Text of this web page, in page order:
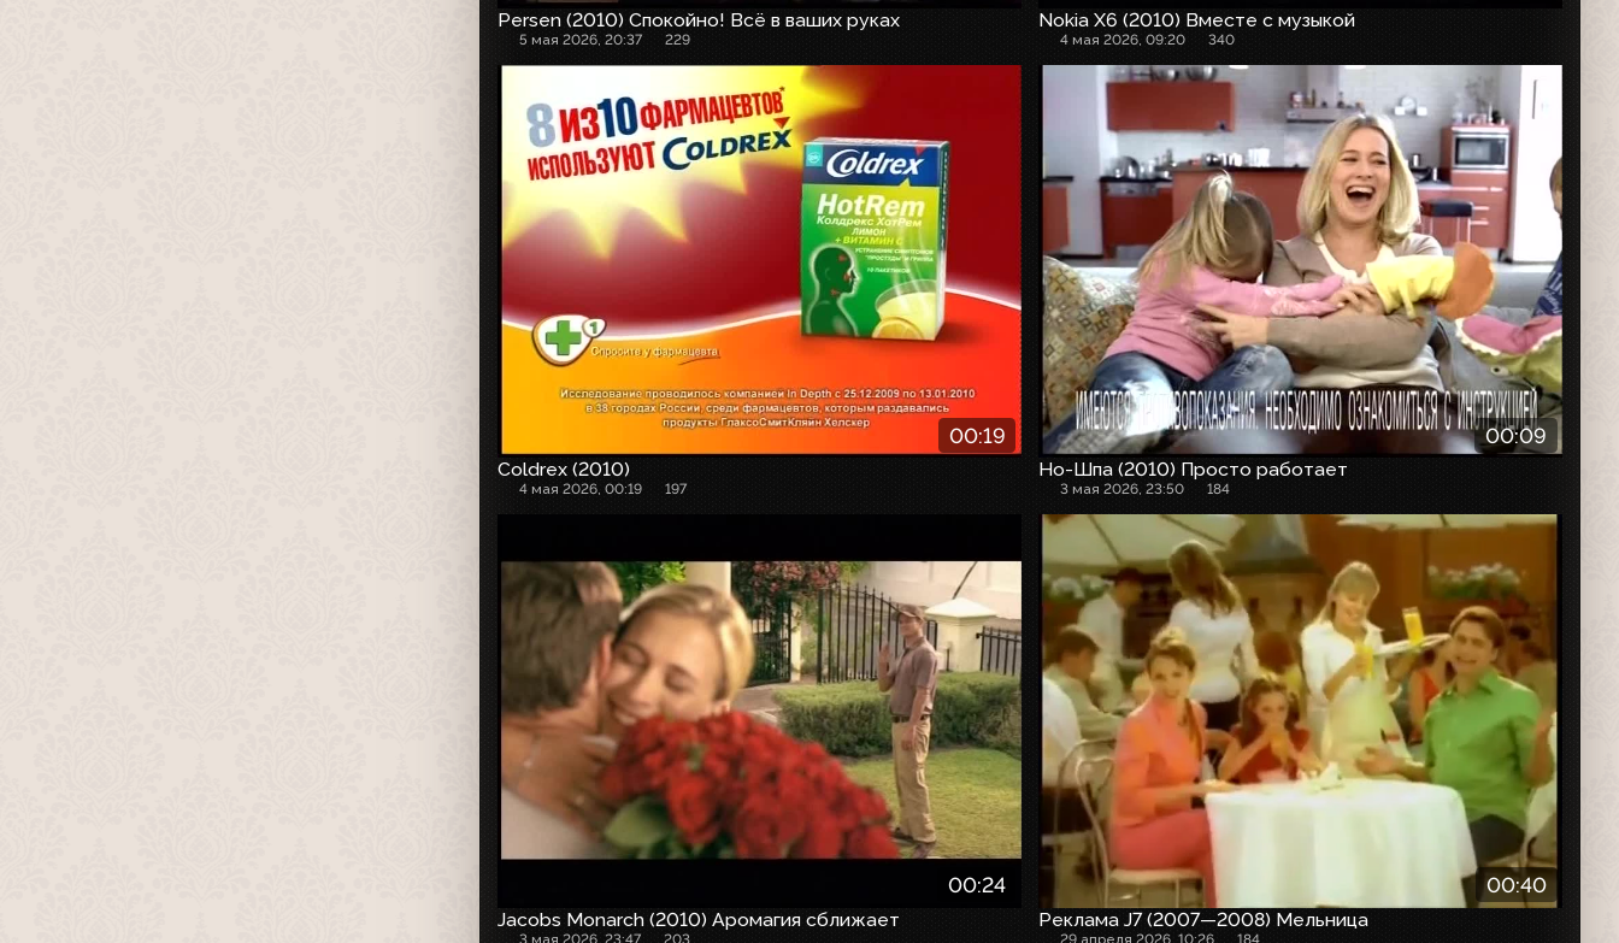
Persen (2010) Спокойно! Всё в ваших руках
5 мая 2026, 20:37 229
Nokia X6 (2010) Вместе с музыкой
4 мая 2026, 09:20 340
00:19
Coldrex (2010)
4 мая 2026, 00:19 197
00:09
Но-Шпа (2010) Просто работает
3 мая 2026, 23:50 184
00:24
Jacobs Monarch (2010) Аромагия сближает
3 мая 2026, 23:47 203
00:40
Реклама J7 (2007—2008) Мельница
29 апреля 2026, 10:26 184